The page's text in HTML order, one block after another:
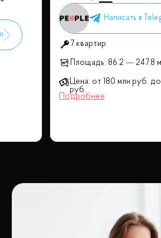
7 квартир
Площадь: 86.2 — 247.8
Цена: от 180 млн руб. до
руб.